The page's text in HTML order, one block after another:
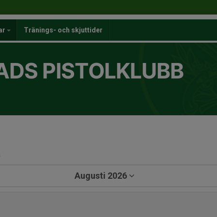
Tränings- och skjuttider
PISTOLKLUBB
Augusti 2026